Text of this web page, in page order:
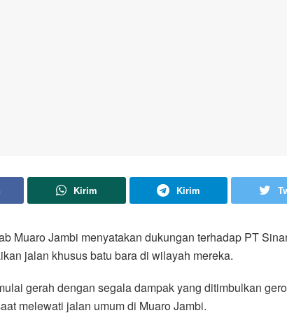
Kirim Kirim
Muaro Jambi menyatakan dukungan terhadap PT
jalan khusus batu bara di wilayah mereka.
gerah dengan segala dampak yang ditimbulkan
melewati jalan umum di Muaro Jambi.